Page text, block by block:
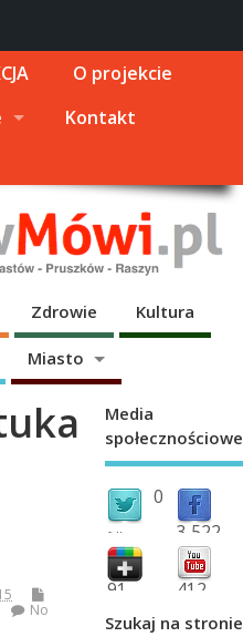
O projekcie
Kontakt
Zdrowie Kultura
Miasto
No
Media
społecznościowe
0
followers 3,522
fans
91 412
Szukaj na stronie